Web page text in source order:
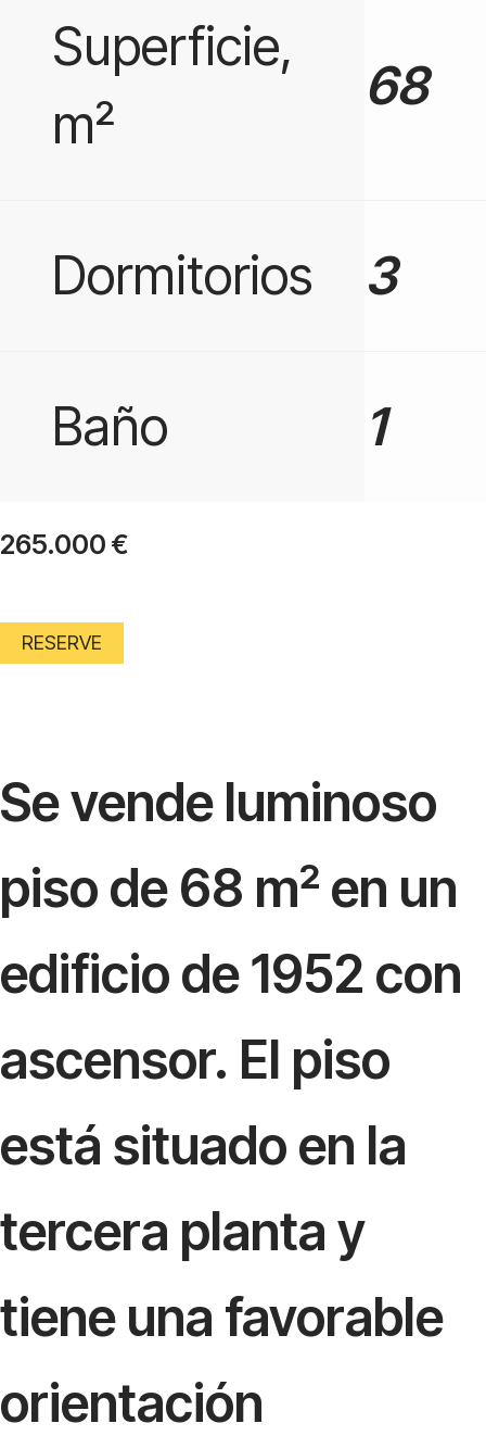
Superficie,
m²
68
Dormitorios 3
Baño 1
265.000 €
RESERVE
Se vende luminoso
piso de 68 m² en un
edificio de 1952 con
ascensor. El piso
está situado en la
tercera planta y
tiene una favorable
orientación